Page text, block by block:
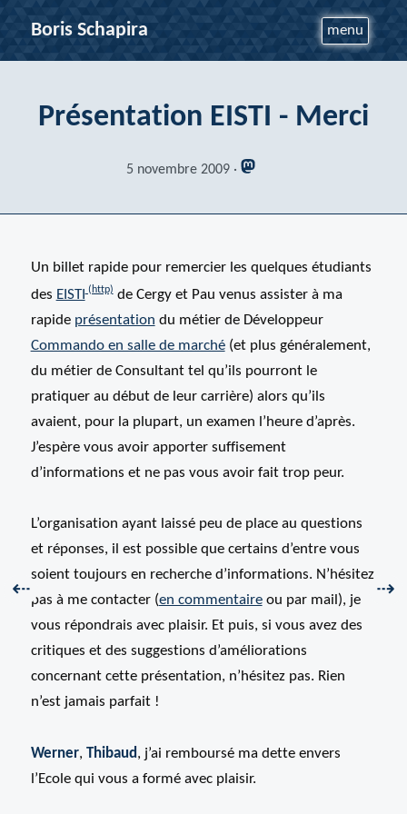
Boris Schapira menu
Présentation EISTI - Merci
5 novembre 2009
Un billet rapide pour remercier les quelques étudiants
des EISTI
de Cergy et Pau venus assister à ma
rapide présentation du métier de Développeur
Commando en salle de marché(et plus généralement,
du métier de Consultant tel qu’ils pourront le
pratiquer au début de leur carrière) alors qu’ils
avaient, pour la plupart, un examen l’heure d’après.
J’espère vous avoir apporter suffisement
d’informations et ne pas vous avoir fait trop peur.
L’organisation ayant laissé peu de place au questions
et réponses, il est possible que certains d’entre vous
soient toujours en recherche d’informations. N’hésitez
pas à me contacter (en commentaireou par mail), je
vous répondrais avec plaisir. Et puis, si vous avez des
critiques et des suggestions d’améliorations
concernant cette présentation, n’hésitez pas. Rien
n’est jamais parfait !
Werner, Thibaud, j’ai remboursé ma dette envers
l’Ecole qui vous a formé avec plaisir.
Précédent :
⇠ ⇢